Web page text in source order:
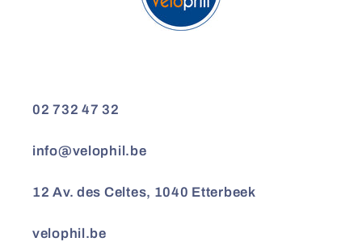
02 732 47 32
info@velophil.be
12 Av. des Celtes, 1040 Etterbeek
velophil.be